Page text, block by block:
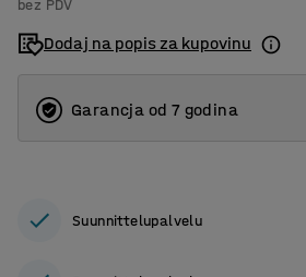
bez PDV
Dodaj na popis za kupovinu
Garancja od 7 godina
Suunnittelupalvelu